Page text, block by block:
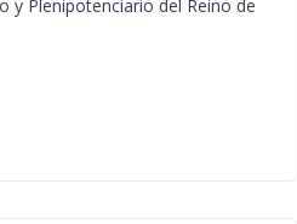
y Plenipotenciario del Reino de